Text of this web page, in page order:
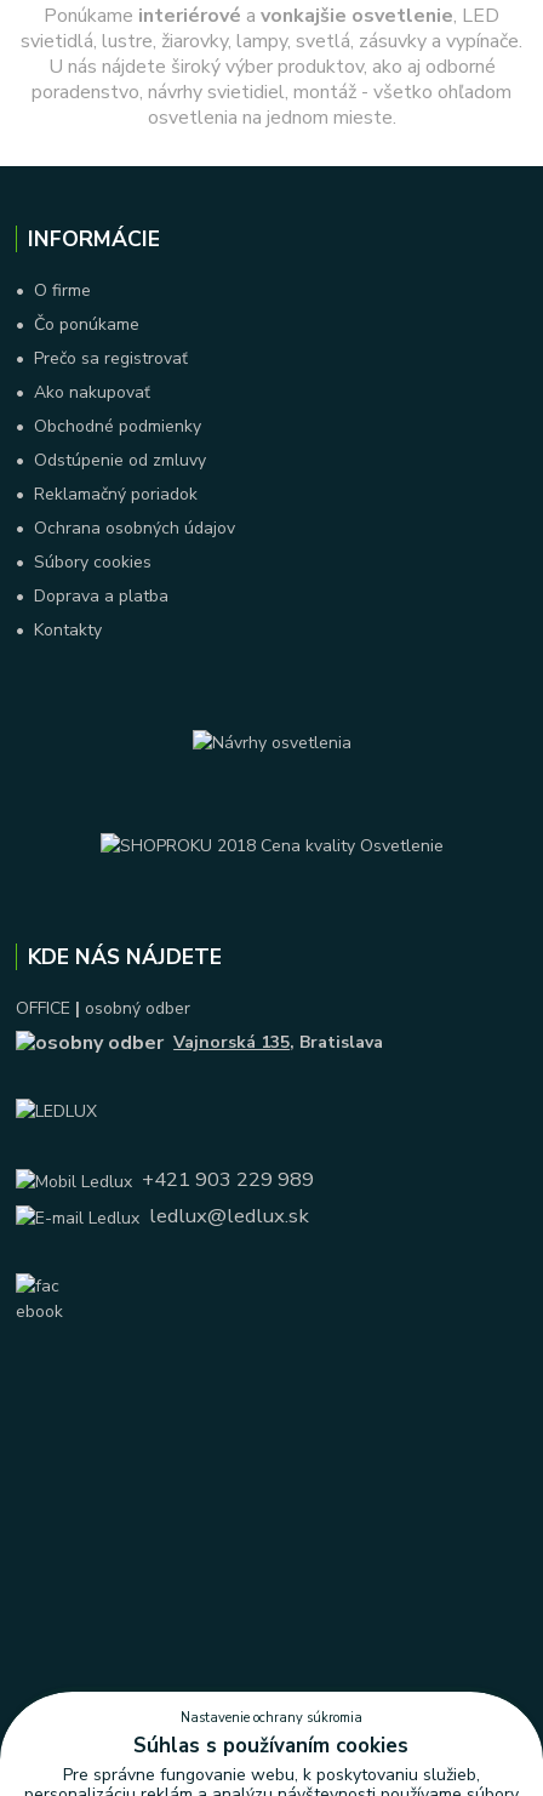
Ponúkame interiérové a vonkajšie osvetlenie, LED
svietidlá, lustre, žiarovky, lampy, svetlá, zásuvky a vypínače.
U nás nájdete široký výber produktov, ako aj odborné
poradenstvo, návrhy svietidiel, montáž - všetko ohľadom
osvetlenia na jednom mieste.
INFORMÁCIE
• O firme
• Čo ponúkame
•Prečo sa registrovať
•Ako nakupovať
• Obchodné podmienky
• Odstúpenie od zmluvy
•Reklamačný poriadok
• Ochrana osobných údajov
•Súbory cookies
•Doprava a platba
•Kontakty
KDE NÁS NÁJDETE
OFFICE | osobný odber
Vajnorská 135, Bratislava
+421 903 229 989
ledlux@ledlux.sk
Nastavenie ochrany súkromia
Súhlas s používaním cookies
Pre správne fungovanie webu, k poskytovaniu služieb,